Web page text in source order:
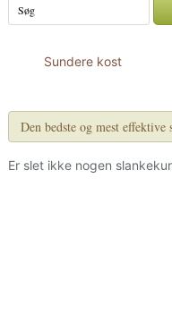
Sundere kost
Den bedste og mest effektive
Er slet ikke nogen